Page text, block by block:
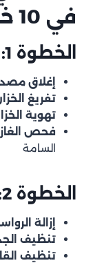
في 10 خطوات
الخطوة 1: التجهيز والأمان
إغلاق
تفريغ
تهوية
فحص
السامة
الخطوة 2: التنظيف الميكانيكي
إزالة
تنظيف
تنظيف